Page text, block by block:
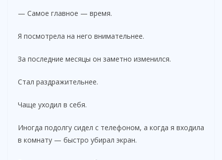
— Самое главное — время.
Я посмотрела на него внимательнее.
За последние месяцы он заметно изменился.
Стал раздражительнее.
Чаще уходил в себя.
Иногда подолгу сидел с телефоном, а когда я входила
в комнату — быстро убирал экран.